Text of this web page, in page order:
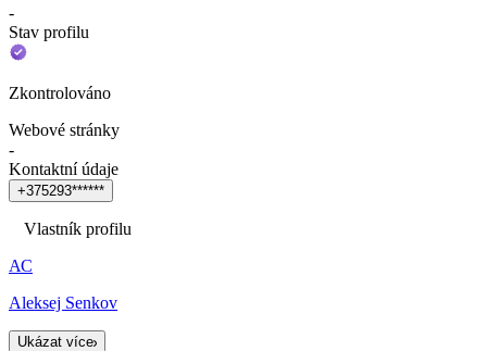
-
Stav profilu
Zkontrolováno
Webové stránky
-
Kontaktní údaje
+375293******
Vlastník profilu
АС
Aleksej Senkov
Ukázat více